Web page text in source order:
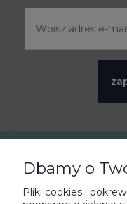
Dbamy o
Pliki cookies i